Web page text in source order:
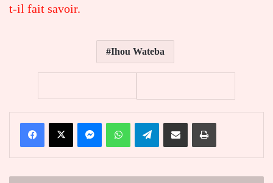
t-il fait savoir.
Ihou Wateba
FacebookX MessengerWhatsAppTelegramPartager par email Imprimer